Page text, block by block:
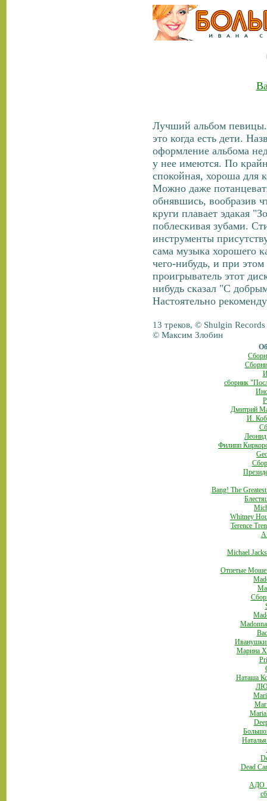
Лучший альбом певицы.
это когда есть дети.
оформление альбома
у нее имеются. По
спокойная, хороша для
Можно даже
обнявшись, вообразив
круги плавает эдакая
поблескивая зубами.
инструменты
сама музыка хорошего
чего-нибудь, и при
проигрыватель этот
нибудь сказал "С
Настоятельно
13 треков, © Shulgin
© Максим Злобин
сборник
Дмитрий
И.
Филипп
Bang! The
Whitney
Terence
Michael
Отпетые
Иванушки
Марина
Наташа
Dead
АДО